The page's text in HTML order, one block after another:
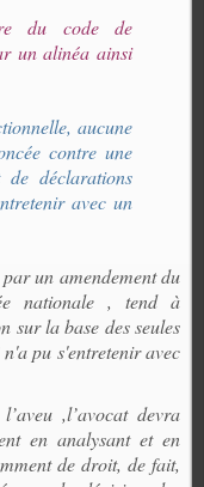
du code de
un alinéa ainsi
aucune
contre une
déclarations
avec un
un amendement du
nationale , tend à
sur la base des seules
pu s'entretenir avec
,l’avocat devra
en analysant et en
de droit, de fait,